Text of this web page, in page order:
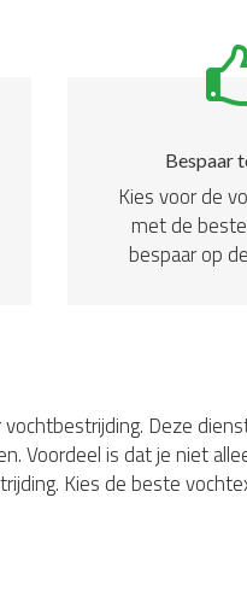
Bespaar
Kies voor de
met de
bespaar op
Deze
Voordeel is dat je niet
Kies de beste